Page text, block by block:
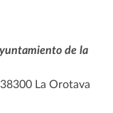
de la
La Orotava